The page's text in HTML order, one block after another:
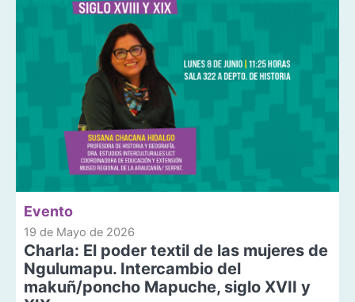
Evento
19 de Mayo de 2026
Charla: El poder textil de las mujeres de
Ngulumapu. Intercambio del
makuñ/poncho Mapuche, siglo XVII y